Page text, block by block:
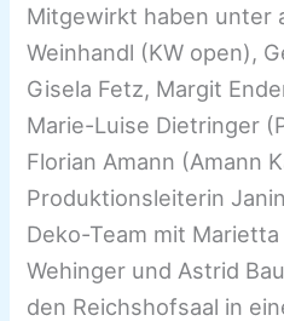
Mitgewirkt haben unter
Weinhandl (KW open),
Gisela Fetz, Margit
Marie-Luise Dietringer
Florian Amann (Amann
Produktionsleiterin
Deko-Team mit
Wehinger und Astrid
den Reichshofsaal in